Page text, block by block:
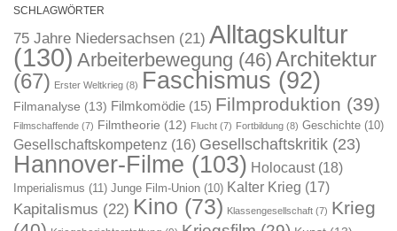
SCHLAGWÖRTER
75 Jahre Niedersachsen (21) Alltagskultur
(130) Arbeiterbewegung (46) Architektur
(67) Erster Weltkrieg (8) Faschismus (92)
Filmanalyse (13) Filmkomödie (15) Filmproduktion (39)
Filmschaffende (7) Filmtheorie (12) Flucht (7) Fortbildung (8) Geschichte (10)
Gesellschaftskompetenz (16) Gesellschaftskritik (23)
Hannover-Filme (103) Holocaust(18)
Imperialismus (11) Junge Film-Union (10) Kalter Krieg (17)
Kapitalismus (22) Kino (73) Klassengesellschaft (7) Krieg